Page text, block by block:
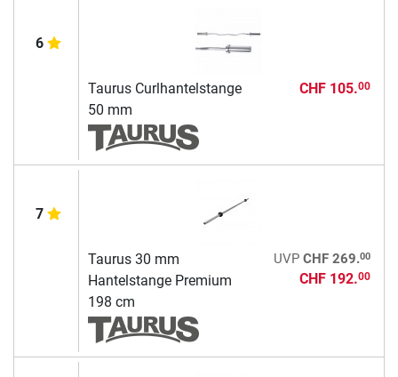
6
Taurus Curlhantelstange
50 mm
CHF 105.00
7
Taurus 30 mm
Hantelstange Premium
198 cm
UVP CHF 269.00
CHF 192.00